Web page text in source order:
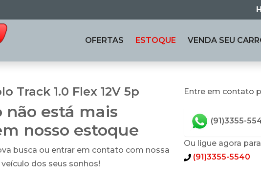
OFERTAS ESTOQUE VENDA SEU
Track 1.0 Flex 12V 5p
não está mais
nosso estoque
busca ou entrar em contato com nossa
dos seus sonhos!
Entre em contato
(91)3355-
Ou ligue agora
(91)3355-5540